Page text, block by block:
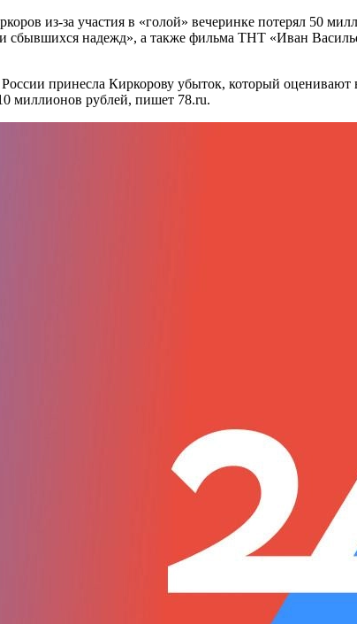
из-за участия в «голой» вечеринке потерял 50
сбывшихся надежд», а также фильма ТНТ «Иван
принесла Киркорову убыток, который
миллионов рублей, пишет 78.ru.